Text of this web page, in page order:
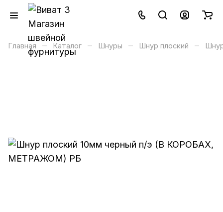
Главная – Каталог – Шнуры – Шнур плоский –